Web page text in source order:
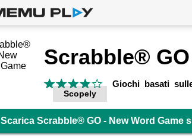
Giochi basati
Scopely
Scarica Scrabble® GO - New Word Game